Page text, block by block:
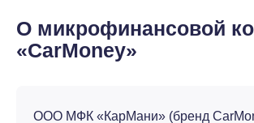
О микрофинансовой
«CarMoney»
ООО МФК «КарМани» (бренд